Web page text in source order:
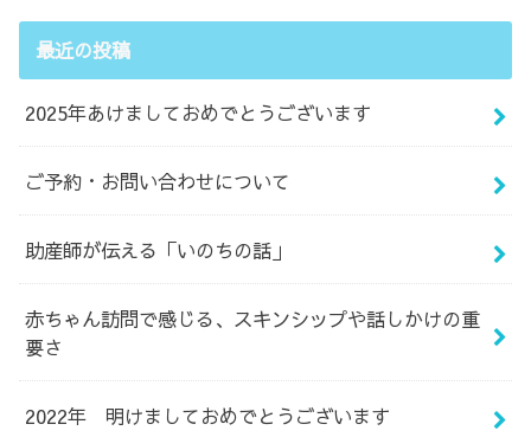
最近の投稿
2025年あけましておめでとうございます
ご予約・お問い合わせについて
助産師が伝える「いのちの話」
赤ちゃん訪問で感じる、スキンシップや話しかけの重
要さ
2022年 明けましておめでとうございます